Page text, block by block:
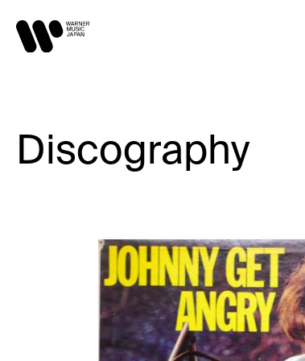
Discography